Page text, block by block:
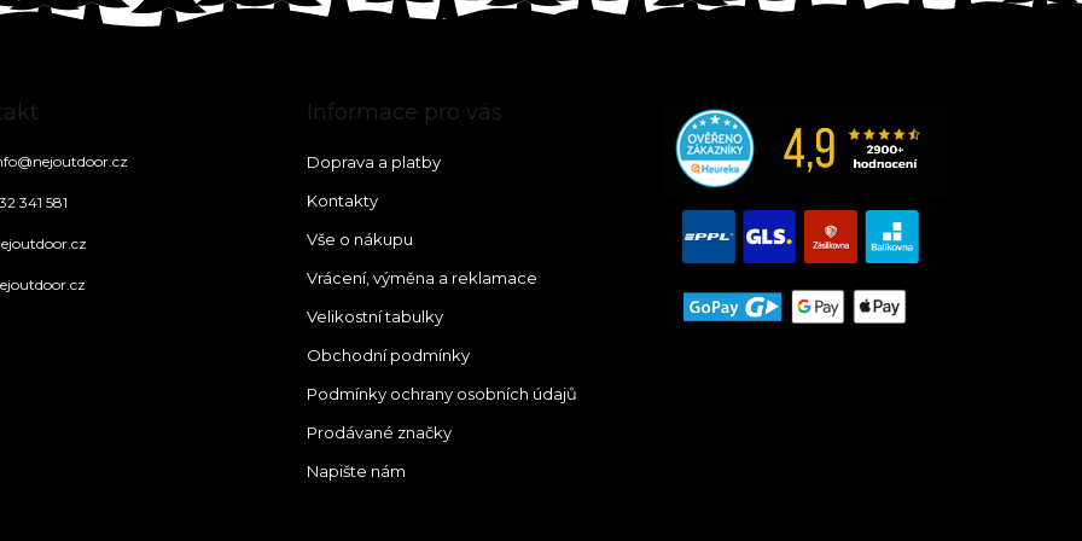
@nejoutdoor.cz
341 581
Informace pro vás
Doprava a platby
Kontakty
Vše o nákupu
Vrácení, výměna a reklamace
Velikostní tabulky
Obchodní podmínky
Podmínky ochrany osobních údajů
Prodávané značky
Napište nám